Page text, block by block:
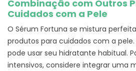
Combinação com Outros
Cuidados com a Pele
O Sérum Fortuna se mistura
produtos para cuidados com a
pode usar seu hidratante habitual.
intensivos, considere integrar uma